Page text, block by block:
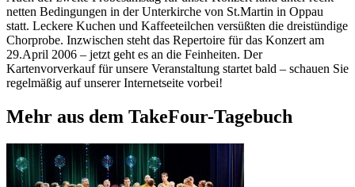
netten Bedingungen in der Unterkirche von St.Martin in Oppau
statt. Leckere Kuchen und Kaffeeteilchen versüßten die dreistündige
Chorprobe. Inzwischen steht das Repertoire für das Konzert am
29.April 2006 – jetzt geht es an die Feinheiten. Der
Kartenvorverkauf für unsere Veranstaltung startet bald – schauen Sie
regelmäßig auf unserer Internetseite vorbei!
Mehr aus dem TakeFour-Tagebuch